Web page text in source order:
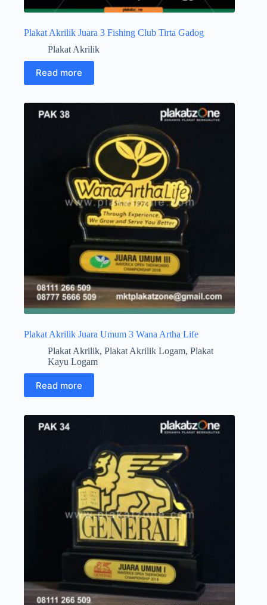
Plakat Akrilik Juara 3 Fishing Club Tirta Gadog
Plakat Akrilik
Read more
Plakat Akrilik Juara Umum 3 Wana Artha Life
Plakat Akrilik, Plakat Akrilik Logam, Plakat
Kayu Logam
Read more